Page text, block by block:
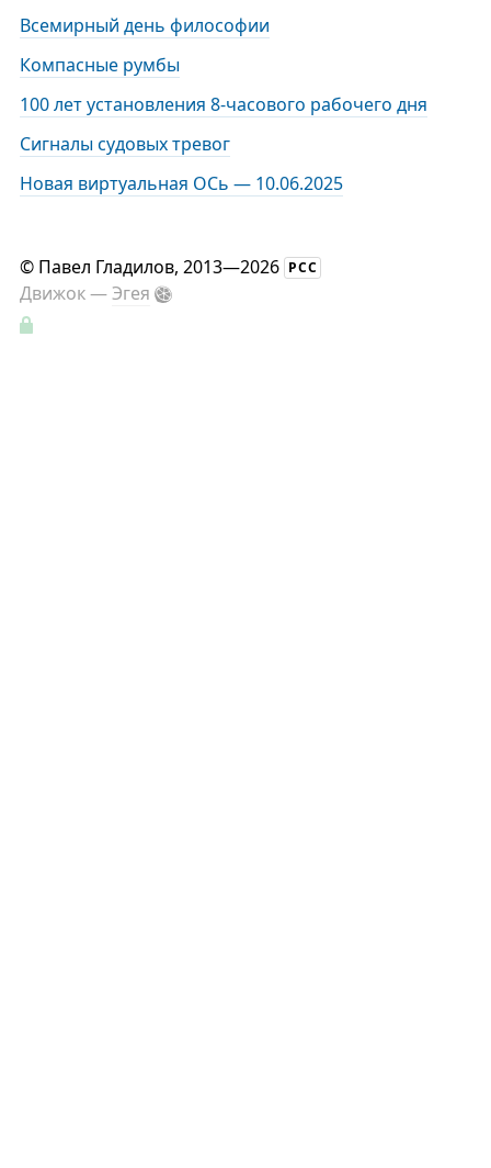
Всемирный день философии
Компасные румбы
100 лет установления 8-часового рабочего дня
Сигналы судовых тревог
Новая виртуальная ОСь — 10.06.2025
© Павел Гладилов, 2013—2026 РСС
Движок —Эгея